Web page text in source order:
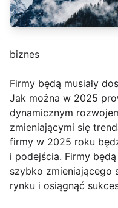
biznes
Firmy będą musiały
Jak można w 2025
dynamicznym
zmieniającymi się
firmy w 2025 roku
i podejścia. Firmy
szybko zmieniającego
rynku i osiągnąć